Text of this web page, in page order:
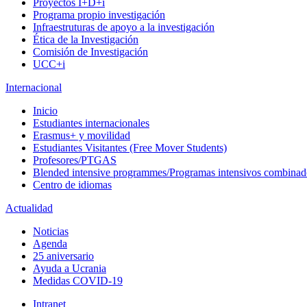
Proyectos I+D+i
Programa propio investigación
Infraestruturas de apoyo a la investigación
Ética de la Investigación
Comisión de Investigación
UCC+i
Internacional
Inicio
Estudiantes internacionales
Erasmus+ y movilidad
Estudiantes Visitantes (Free Mover Students)
Profesores/PTGAS
Blended intensive programmes/Programas intensivos
Centro de idiomas
Actualidad
Noticias
Agenda
25 aniversario
Ayuda a Ucrania
Medidas COVID-19
Intranet